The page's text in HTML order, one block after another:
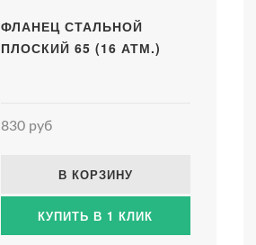
ФЛАНЕЦ СТАЛЬНОЙ
ПЛОСКИЙ 65 (16 АТМ.)
830 руб
В КОРЗИНУ
КУПИТЬ В 1 КЛИК